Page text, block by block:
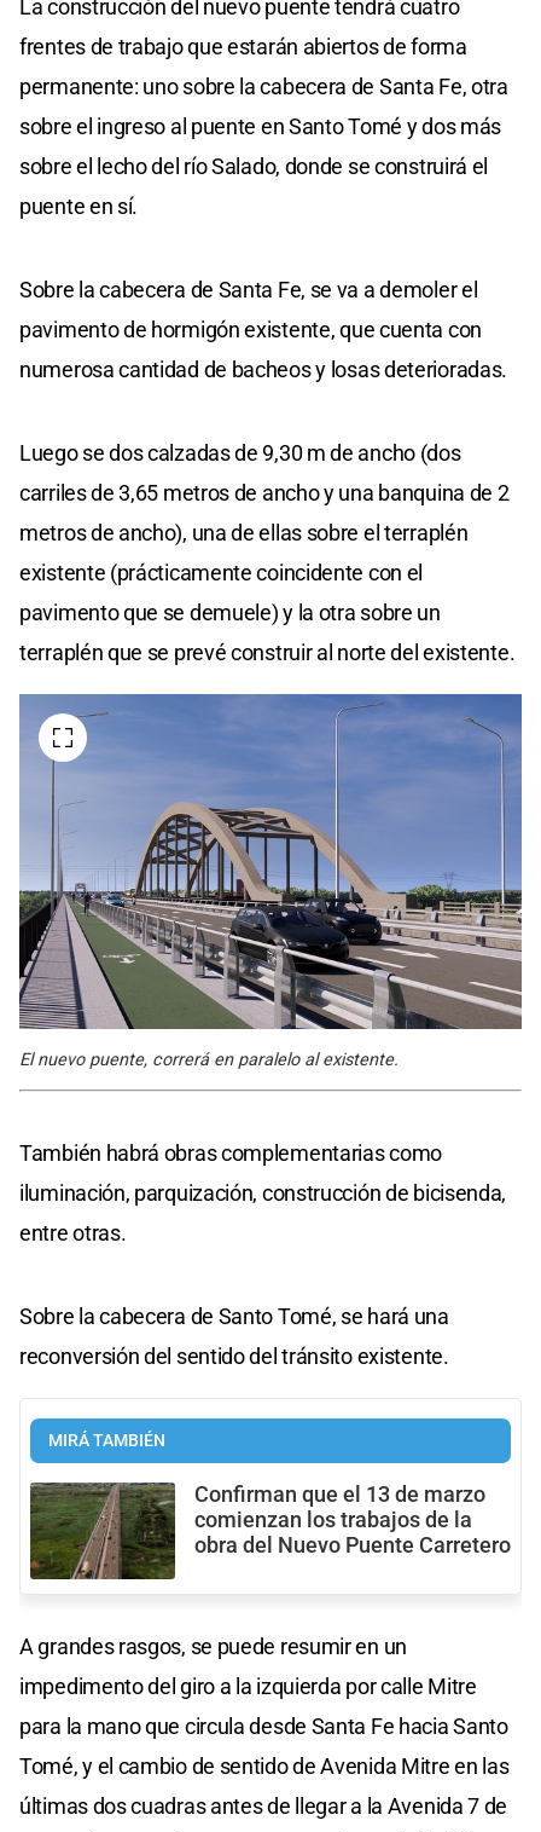
La construcción del nuevo puente tendrá cuatro
frentes de trabajo que estarán abiertos de forma
permanente: uno sobre la cabecera de Santa Fe, otra
sobre el ingreso al puente en Santo Tomé y dos más
sobre el lecho del río Salado, donde se construirá el
puente en sí.
Sobre la cabecera de Santa Fe, se va a demoler el
pavimento de hormigón existente, que cuenta con
numerosa cantidad de bacheos y losas deterioradas.
Luego se dos calzadas de 9,30 m de ancho (dos
carriles de 3,65 metros de ancho y una banquina de 2
metros de ancho), una de ellas sobre el terraplén
existente (prácticamente coincidente con el
pavimento que se demuele) y la otra sobre un
terraplén que se prevé construir al norte del existente.
El nuevo puente, correrá en paralelo al existente.
También habrá obras complementarias como
iluminación, parquización, construcción de bicisenda,
entre otras.
Sobre la cabecera de Santo Tomé, se hará una
reconversión del sentido del tránsito existente.
MIRÁ TAMBIÉN
Confirman que el 13 de marzo
comienzan los trabajos de la
obra del Nuevo Puente Carretero
A grandes rasgos, se puede resumir en un
impedimento del giro a la izquierda por calle Mitre
para la mano que circula desde Santa Fe hacia Santo
Tomé, y el cambio de sentido de Avenida Mitre en las
últimas dos cuadras antes de llegar a la Avenida 7 de